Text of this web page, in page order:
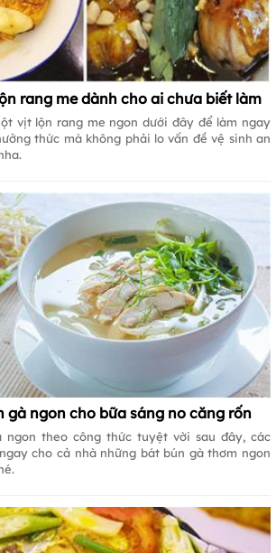
rang me dành cho ai chưa biết làm
vịt lộn rang me ngon dưới đây để làm ngay
thức mà không phải lo vấn đề vệ sinh an
gà ngon cho bữa sáng no căng rốn
ngon theo công thức tuyệt vời sau đây, các
cho cả nhà những bát bún gà thơm ngon